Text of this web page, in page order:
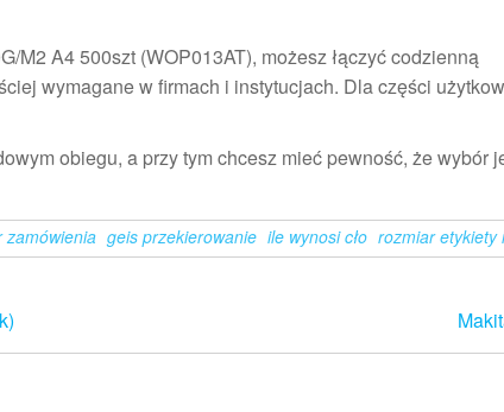
M2 A4 500szt (WOP013AT), możesz łączyć codzienną
wymagane w firmach i instytucjach. Dla części
obiegu, a przy tym chcesz mieć pewność, że wybór
zamówienia geis przekierowanie ile wynosi cło rozmiar etykiety